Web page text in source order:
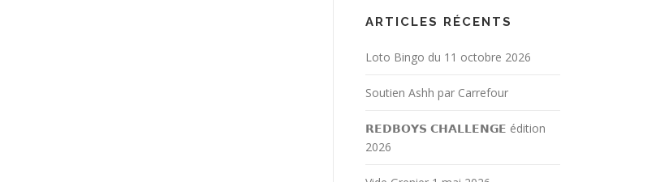
ARTICLES RÉCENTS
Loto Bingo du 11 octobre 2026
Soutien Ashh par Carrefour
𝗥𝗘𝗗𝗕𝗢𝗬𝗦 𝗖𝗛𝗔𝗟𝗟𝗘𝗡𝗚𝗘 édition
2026